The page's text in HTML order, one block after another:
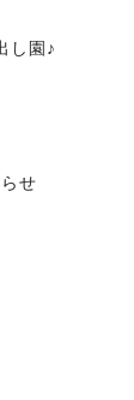
し園♪
せ